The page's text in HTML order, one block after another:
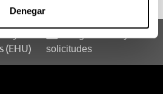
Denegar
y
(EHU)
solicitudes